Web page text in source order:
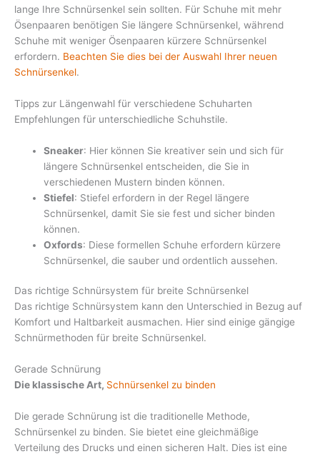
lange Ihre Schnürsenkel sein sollten. Für Schuhe mit mehr
Ösenpaaren benötigen Sie längere Schnürsenkel, während
Schuhe mit weniger Ösenpaaren kürzere Schnürsenkel
erfordern. Beachten Sie dies bei der Auswahl Ihrer neuen
Schnürsenkel.
Tipps zur Längenwahl für verschiedene Schuharten
Empfehlungen für unterschiedliche Schuhstile.
Sneaker: Hier können Sie kreativer sein und sich für
längere Schnürsenkel entscheiden, die Sie in
verschiedenen Mustern binden können.
Stiefel: Stiefel erfordern in der Regel längere
Schnürsenkel, damit Sie sie fest und sicher binden
können.
Oxfords: Diese formellen Schuhe erfordern kürzere
Schnürsenkel, die sauber und ordentlich aussehen.
Das richtige Schnürsystem für breite Schnürsenkel
Das richtige Schnürsystem kann den Unterschied in Bezug auf
Komfort und Haltbarkeit ausmachen. Hier sind einige gängige
Schnürmethoden für breite Schnürsenkel.
Gerade Schnürung
Die klassische Art, Schnürsenkel zu binden
Die gerade Schnürung ist die traditionelle Methode,
Schnürsenkel zu binden. Sie bietet eine gleichmäßige
Verteilung des Drucks und einen sicheren Halt. Dies ist eine